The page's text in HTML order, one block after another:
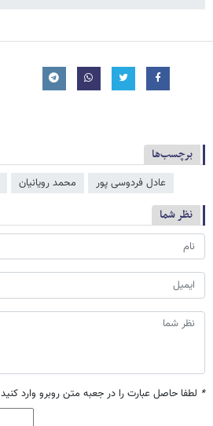
برچسب‌ها
عادل فردوسی‌ پور محمد رویانیان
نظر شما
* لطفا حاصل عبارت را در جعبه متن روبرو وارد کنید